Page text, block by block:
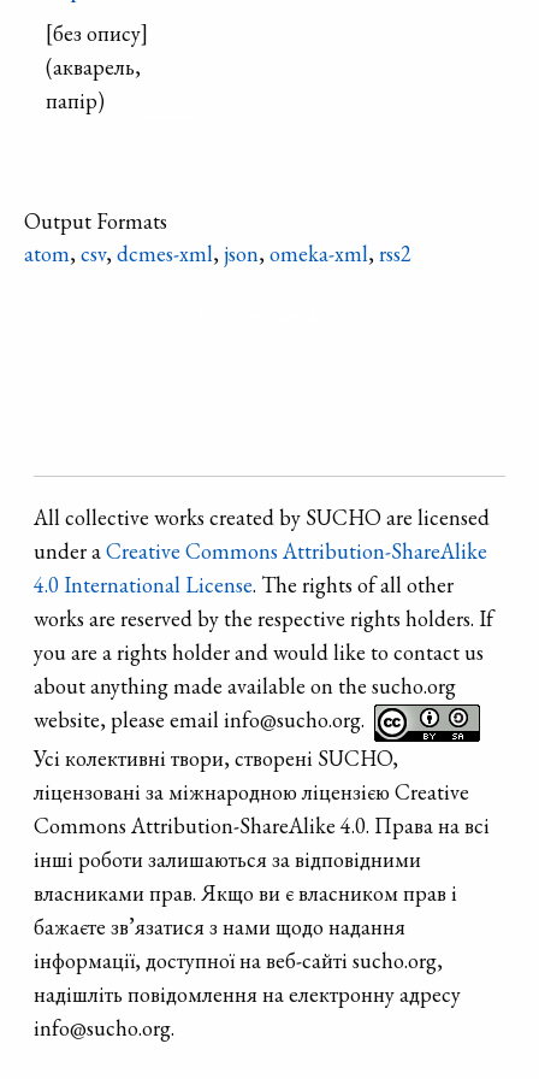
[без опису]
(акварель,
папір)
Output Formats
atom, csv, dcmes-xml, json, omeka-xml, rss2
All collective works created by SUCHO are licensed
under aCreative Commons Attribution-ShareAlike
4.0 International License. The rights of all other
works are reserved by the respective rights holders. If
you are a rights holder and would like to contact us
about anything made available on the sucho.org
website, please email info@sucho.org.
Усі колективні твори, створені SUCHO,
ліцензовані за міжнародною ліцензією Creative
Commons Attribution-ShareAlike 4.0. Права на всі
інші роботи залишаються за відповідними
власниками прав. Якщо ви є власником прав і
бажаєте зв’язатися з нами щодо надання
інформації, доступної на веб-сайті sucho.org,
надішліть повідомлення на електронну адресу
info@sucho.org.